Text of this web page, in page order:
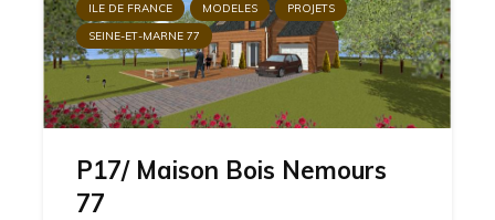
ILE DE FRANCE MODELES
PROJETS
SEINE-ET-MARNE 77
P17/ Maison Bois Nemours
77